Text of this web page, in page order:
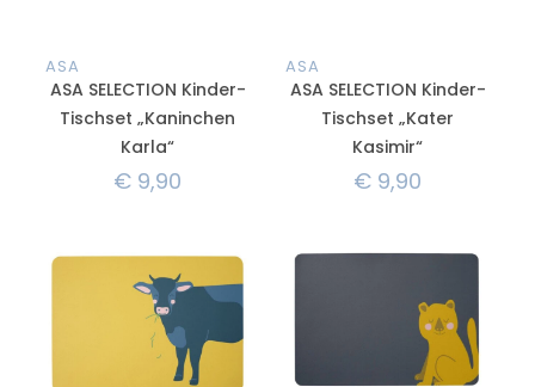
ASA
ASA SELECTION Kinder-
Tischset „Kaninchen
Karla“
€ 9,90
ASA
ASA SELECTION Kinder-
Tischset „Kater
Kasimir“
€ 9,90